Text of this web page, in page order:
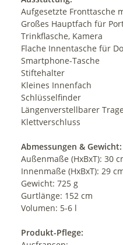
Aufgesetzte Fronttasche
Großes Hauptfach für
Trinkflasche, Kamera
Flache Innentasche für
Smartphone-Tasche
Stiftehalter
Kleines Innenfach
Schlüsselfinder
Längenverstellbarer
Klettverschluss
Abmessungen & Gewicht:
Außenmaße (HxBxT): 30
Innenmaße (HxBxT): 29
Gewicht: 725 g
Gurtlänge: 152 cm
Volumen: 5-6 l
Produkt-Pflege: